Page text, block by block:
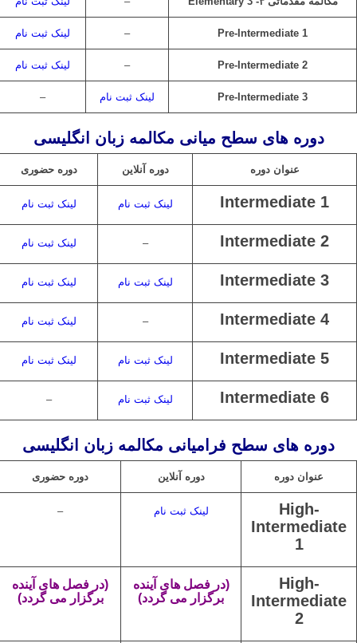
Pre-Intermediate 1
– لینک ثبت نام
Pre-Intermediate 2
– لینک ثبت نام
Pre-Intermediate 3 لینک ثبت نام –
دوره های سطح میانی مکالمه زبان انگلیسی
عنوان دوره دوره آنلاین دوره حضوری
Intermediate 1 لینک ثبت نام لینک ثبت نام
Intermediate 2
– لینک ثبت نام
Intermediate 3 لینک ثبت نام لینک ثبت نام
Intermediate 4
– لینک ثبت نام
Intermediate 5 لینک ثبت نام لینک ثبت نام
Intermediate 6 لینک ثبت نام –
دوره های سطح فرامیانی مکالمه زبان انگلیسی
عنوان دوره دوره آنلاین دوره حضوری
High-
Intermediate
1
لینک ثبت نام –
High-
Intermediate
2
(در فصل های آینده
برگزار می گردد)
(در فصل های آینده
برگزار می گردد)